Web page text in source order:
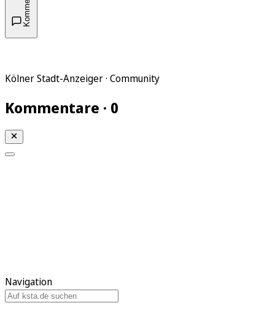
Kölner Stadt-Anzeiger · Community
Kommentare · 0
Navigation